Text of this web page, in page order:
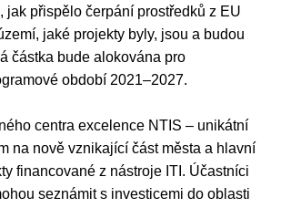
jak přispělo čerpání prostředků z EU
jaké projekty byly, jsou a budou
částka bude alokována pro
období 2021–2027.
centra excelence NTIS – unikátní
na nově vznikající část města a hlavní
financované z nástroje ITI. Účastníci
seznámit s investicemi do oblasti